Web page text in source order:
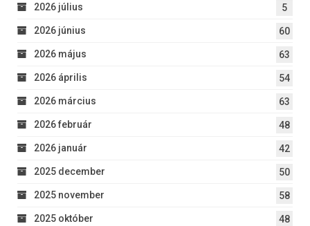
2026 július 5
2026 június 60
2026 május 63
2026 április 54
2026 március 63
2026 február 48
2026 január 42
2025 december 50
2025 november 58
2025 október 48